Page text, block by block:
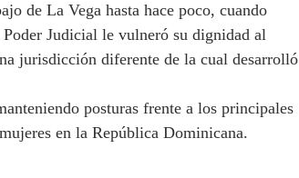
de La Vega hasta hace poco, cuando
Judicial le vulneró su dignidad al
jurisdicción diferente de la cual desarrolló
posturas frente a los principales
en la República Dominicana.